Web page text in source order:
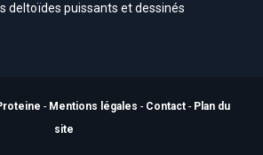
deltoïdes puissants et dessinés
- Mentions légales - Contact - Plan du
site